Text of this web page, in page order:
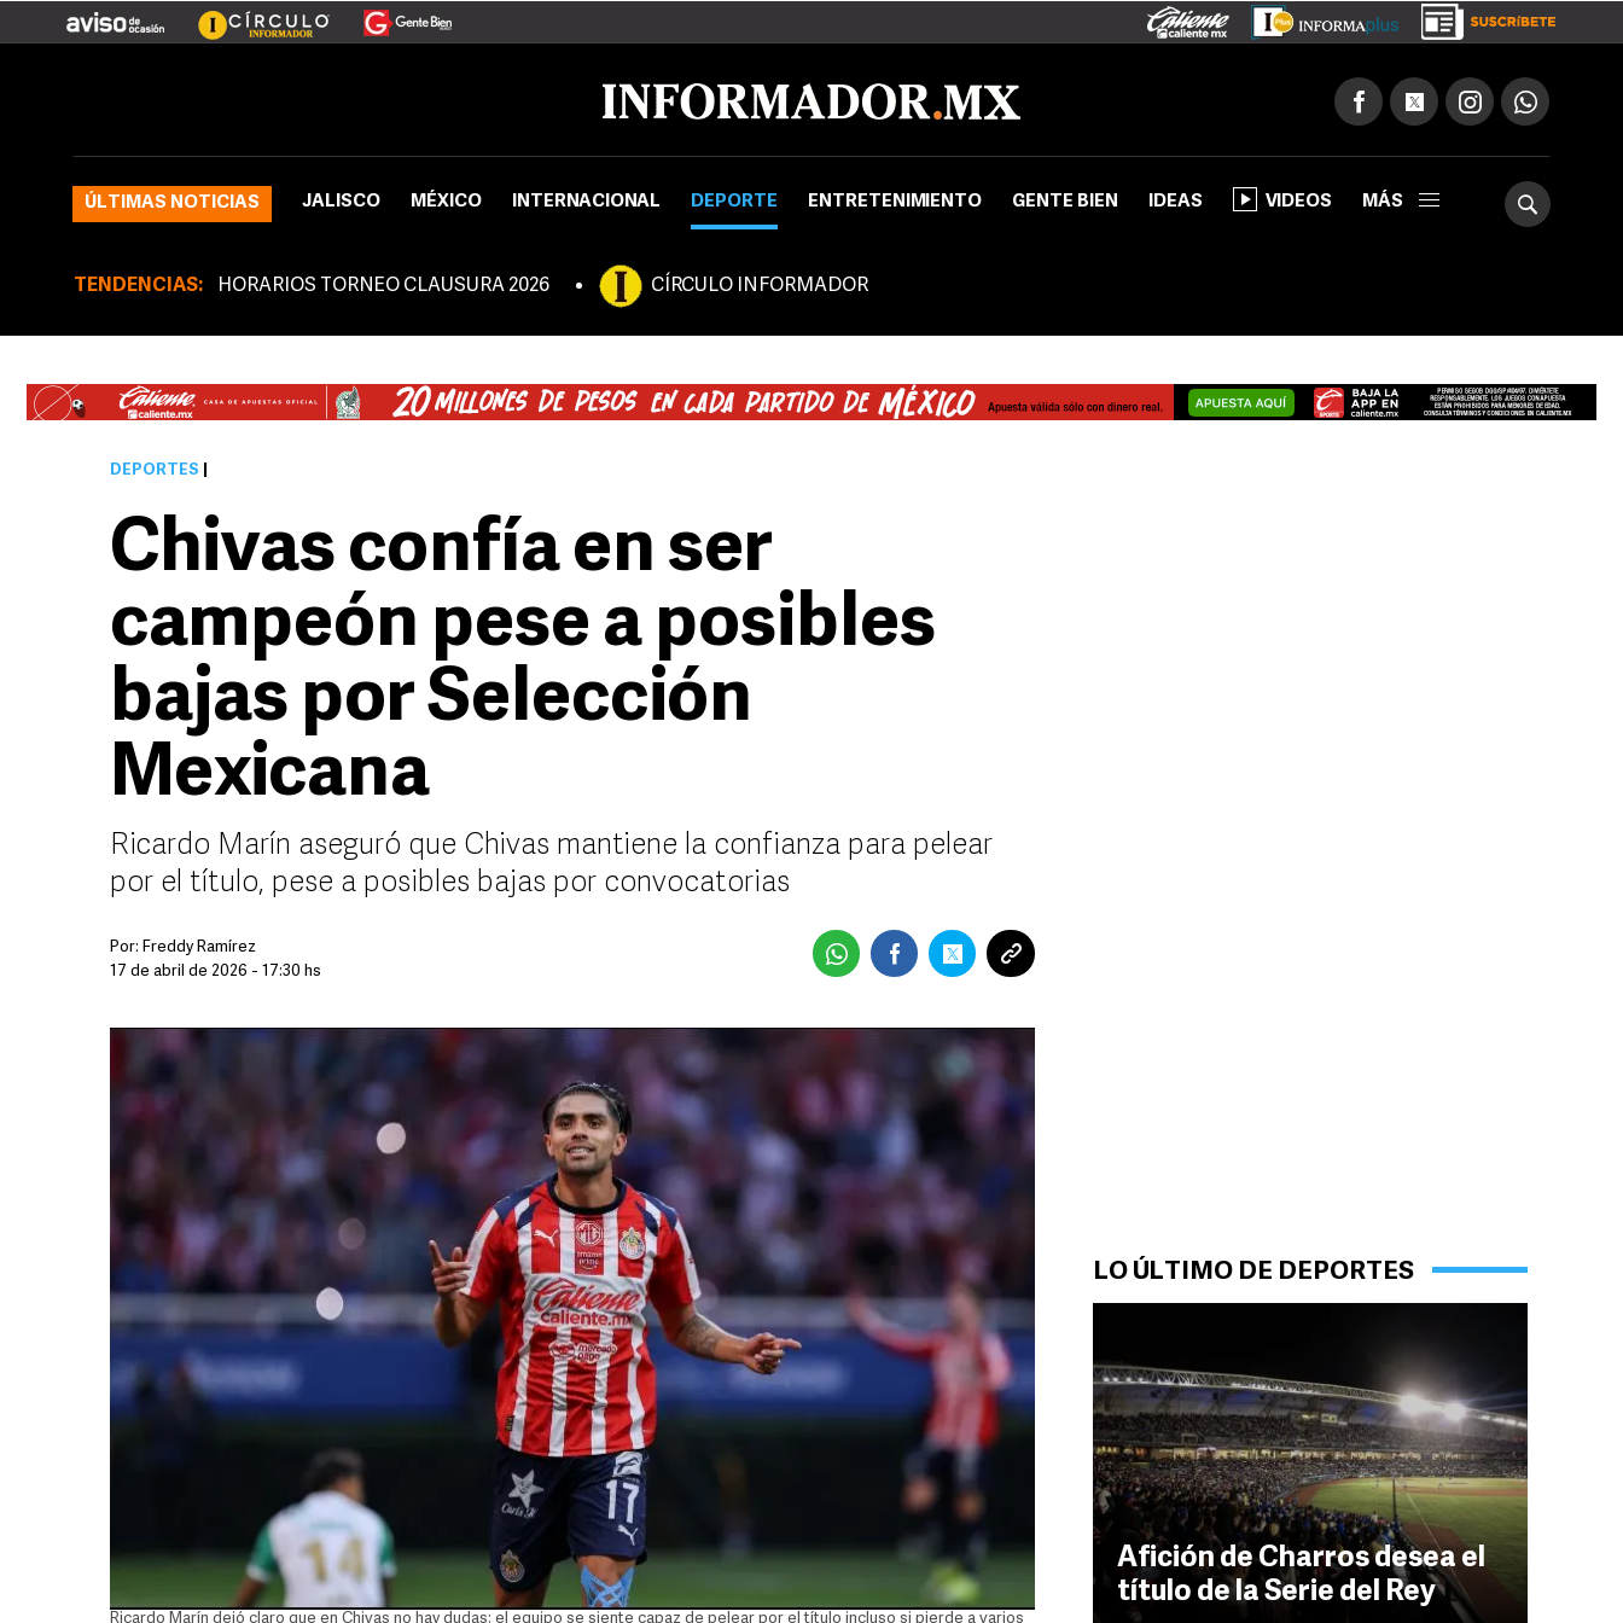
ÚLTIMAS NOTICIAS JALISCO MÉXICO INTERNACIONAL DEPORTE ENTRETENIMIENTO GENTE BIEN IDEAS VIDEOS MÁS
TENDENCIAS: HORARIOS TORNEO CLAUSURA 2026 CÍRCULO INFORMADOR
LO ÚLTIMO DE DEPORTES
Afición de Charros desea el
título de la Serie del Rey
DEPORTES
Chivas confía en ser
campeón pese a posibles
bajas por Selección
Mexicana
Ricardo Marín aseguró que Chivas mantiene la confianza para pelear
por el título, pese a posibles bajas por convocatorias
Por: Freddy Ramírez
17 de abril de 2026 - 17:30 hs
Ricardo Marín dejó claro que en Chivas no hay dudas: el equipo se siente capaz de pelear por el título incluso si pierde a varios